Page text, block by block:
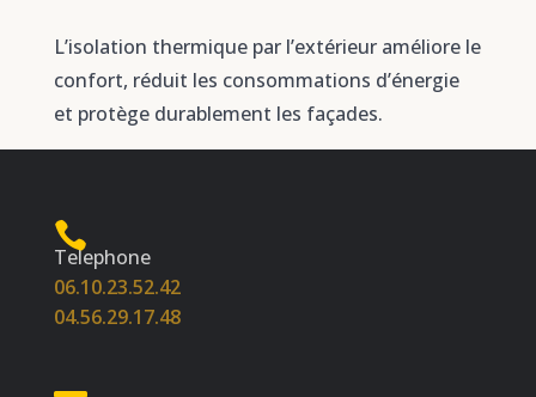
L’isolation thermique par l’extérieur améliore le
confort, réduit les consommations d’énergie
et protège durablement les façades.
Telephone
06.10.23.52.42
04.56.29.17.48